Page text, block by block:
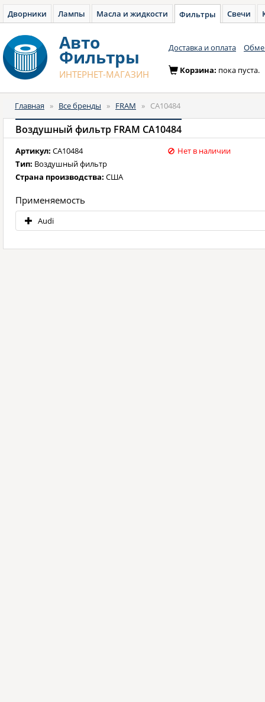
Дворники Лампы Масла и жидкости Фильтры Свечи
Авто
Фильтры
ИНТЕРНЕТ-МАГАЗИН
Доставка и оплата
Корзина: пока пуста.
Главная » Все бренды » FRAM » CA10484
Воздушный фильтр FRAM CA10484
Артикул: CA10484
Тип: Воздушный фильтр
Страна производства: США
Нет в наличии
Применяемость
Audi